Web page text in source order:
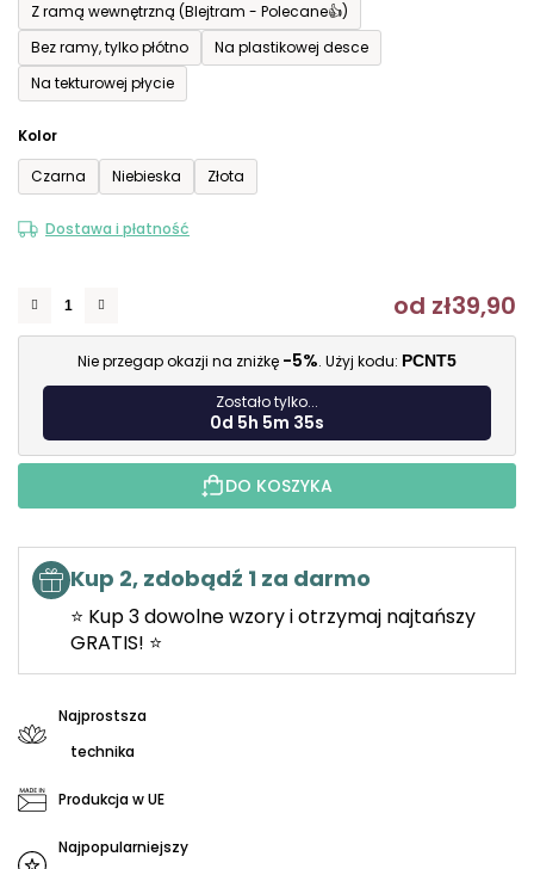
Z ramą wewnętrzną (Blejtram - Polecane👍)
Bez ramy, tylko płótno
Na plastikowej desce
Na tekturowej płycie
Kolor
Czarna
Niebieska Złota
Dostawa i płatność
od zł39,90
Nie przegap okazji na zniżkę -5%. Użyj kodu: PCNT5
Zostało tylko...
0d 5h 5m 34s
DO KOSZYKA
Kup 2, zdobądź 1 za darmo
⭐ Kup 3 dowolne wzory i otrzymaj najtańszy
GRATIS! ⭐
Najprostsza
technika
Produkcja w UE
Najpopularniejszy